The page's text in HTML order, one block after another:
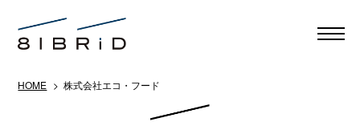
HOME > 株式会社エコ・フード